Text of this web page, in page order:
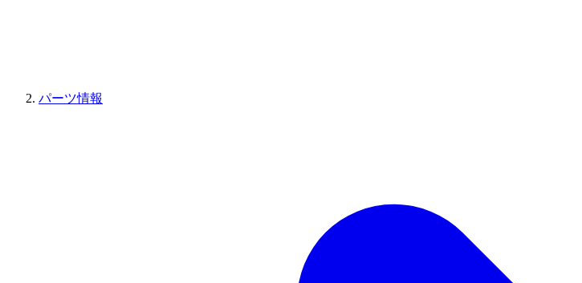
パーツ情報